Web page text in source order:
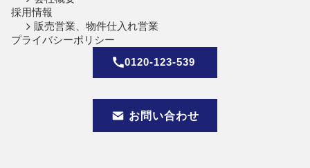
採用情報
販売営業、物件仕入れ営業
プライバシーポリシー
0120-123-539
お問い合わせ